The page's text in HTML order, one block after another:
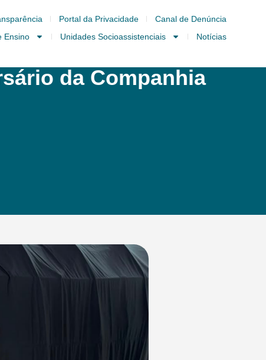
Portal da Privacidade
Canal de Denúncia
Ensino Unidades Socioassistenciais Notícias
da Companhia